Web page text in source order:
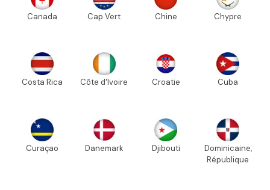
Canada Cap Vert Chine Chypre
Costa Rica Côte d'Ivoire Croatie Cuba
Curaçao Danemark Djibouti
Dominicaine,
République